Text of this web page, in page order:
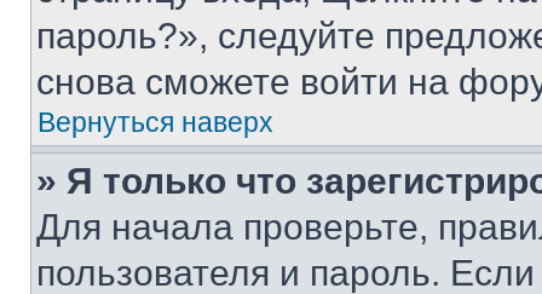
пароль?», следуйте
снова сможете войти на
Вернуться наверх
» Я только что
Для начала проверьте,
пользователя и пароль.